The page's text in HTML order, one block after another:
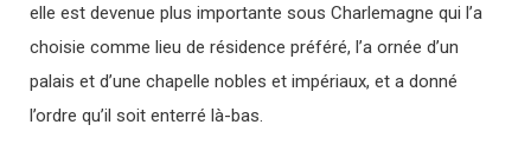
elle est devenue plus importante sous Charlemagne qui l’a
choisie comme lieu de résidence préféré, l’a ornée d’un
palais et d’une chapelle nobles et impériaux, et a donné
l’ordre qu’il soit enterré là-bas.